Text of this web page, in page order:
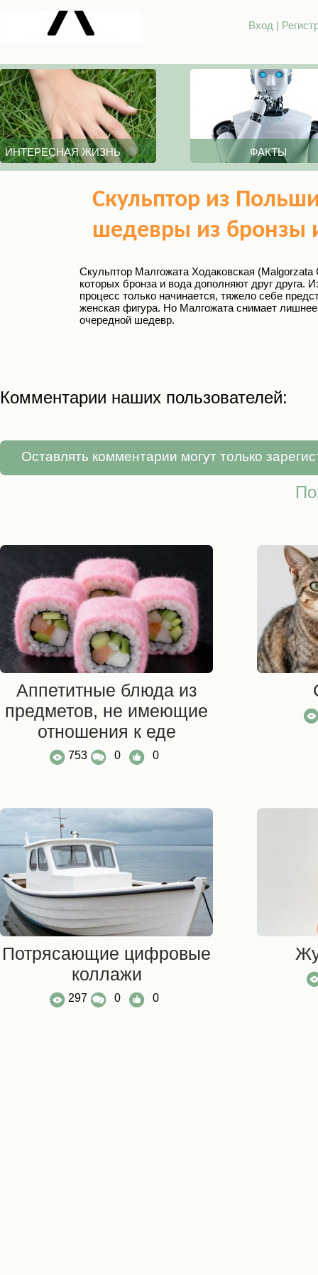
Вход |
ИНТЕРЕСНАЯ ЖИЗНЬ ФАКТЫ
Скульптор из
шедевры из бронзы
Скульптор Малгожата Ходаковская
которых бронза и вода дополняют друг друга.
процесс только начинается, тяжело себе
женская фигура. Но Малгожата снимает
очередной шедевр.
Комментарии наших пользователей:
Оставлять комментарии могут только
Аппетитные блюда из
предметов, не имеющие
отношения к еде
753 0 0
Потрясающие цифровые
коллажи
297 0 0